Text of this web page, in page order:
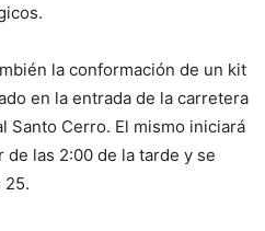
la conformación de un kit
en la entrada de la carretera
Santo Cerro. El mismo iniciará
las 2:00 de la tarde y se
25.